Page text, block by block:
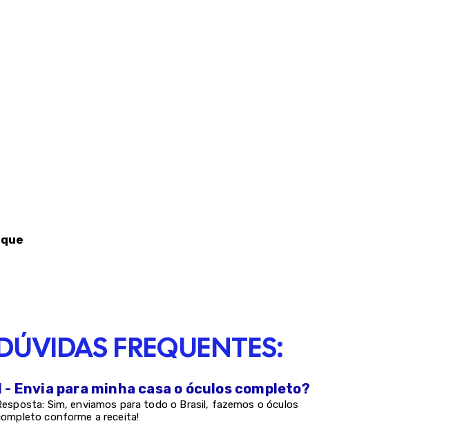
FREQUENTES:
- Envia para minha casa o óculos completo?
Sim, enviamos para todo o Brasil, fazemos o óculos
conforme a receita!